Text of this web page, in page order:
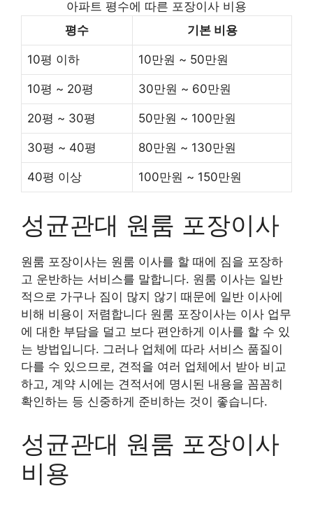
아파트 평수에 따른 포장이사 비용
평수
기본 비용
10평 이하 10만원 ~ 50만원
10평 ~ 20평 30만원 ~ 60만원
20평 ~ 30평 50만원 ~ 100만원
30평 ~ 40평 80만원 ~ 130만원
40평 이상 100만원 ~ 150만원
성균관대 원룸 포장이사
원룸 포장이사는 원룸 이사를 할 때에 짐을 포장하
고 운반하는 서비스를 말합니다. 원룸 이사는 일반
적으로 가구나 짐이 많지 않기 때문에 일반 이사에
비해 비용이 저렴합니다 원룸 포장이사는 이사 업무
에 대한 부담을 덜고 보다 편안하게 이사를 할 수 있
는 방법입니다. 그러나 업체에 따라 서비스 품질이
다를 수 있으므로, 견적을 여러 업체에서 받아 비교
하고, 계약 시에는 견적서에 명시된 내용을 꼼꼼히
확인하는 등 신중하게 준비하는 것이 좋습니다.
성균관대 원룸 포장이사
비용